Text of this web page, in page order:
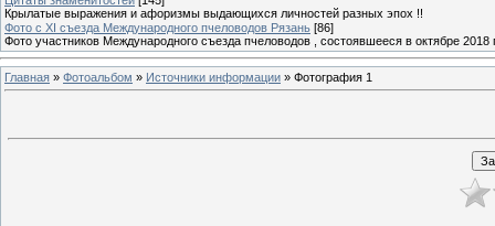
Крылатые выражения и афоризмы выдающихся личностей разных эпох !!
Фото с XI съезда Международного пчеловодов Рязань [86]
Фото участников Международного съезда пчеловодов , состоявшееся в октябре 2018
Главная » Фотоальбом » Источники информации » Фотография 1